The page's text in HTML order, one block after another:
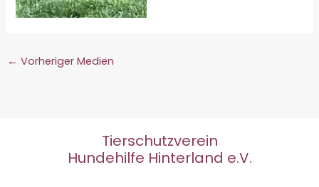
← Vorheriger Medien
Tierschutzverein
Hundehilfe Hinterland e.V.